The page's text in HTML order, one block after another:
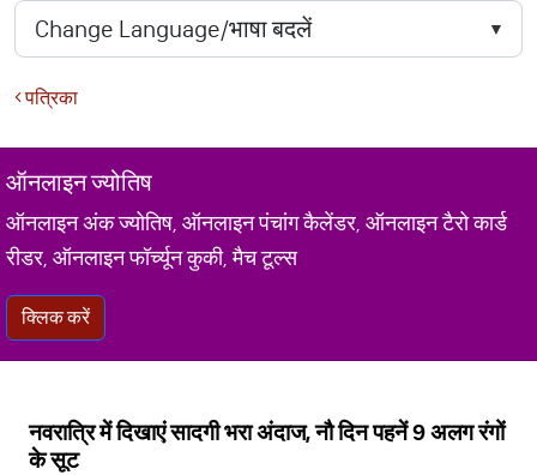
पत्रिका
ऑनलाइन ज्योतिष
ऑनलाइन अंक ज्योतिष, ऑनलाइन पंचांग कैलेंडर, ऑनलाइन टैरो कार्ड
रीडर, ऑनलाइन फॉर्च्यून कुकी, मैच टूल्स
क्लिक करें
नवरात्रि में दिखाएं सादगी भरा अंदाज, नौ दिन पहनें 9 अलग रंगों
के सूट